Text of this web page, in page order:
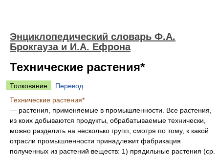
Энциклопедический словарь Ф.А.
Брокгауза и И.А. Ефрона
Технические растения*
Толкование
Перевод
Технические растения*
— растения, применяемые в промышленности. Все растения,
из коих добываются продукты, обрабатываемые технически,
можно разделить на несколько групп, смотря по тому, к какой
отрасли промышленности принадлежит фабрикация
полученных из растений веществ: 1) прядильные растения (ср.